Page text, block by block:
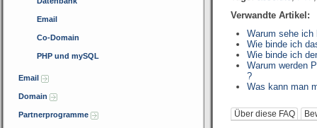
Email
Co-Domain
PHP und mySQL
Email
Domain
Partnerprogramme
Verwandte Artikel:
Warum sehe
Wie binde ich
Wie binde ich
Warum werden
?
Was kann man
Über diese FAQ